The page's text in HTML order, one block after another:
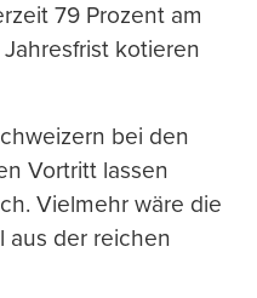
79 Prozent am
kotieren
bei den
Vortritt lassen
Vielmehr wäre die
aus der reichen